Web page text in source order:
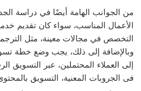
من الجوانب الهامة أيضًا في دراسة
الأعمال المناسب، سواء كان تقديم
التخصص في مجالات معينة، مثل الترجمة
وبالإضافة إلى ذلك، يجب وضع خطة
إلى العملاء المحتملين، عبر التسويق
فى الجروبات المعنية، التسويق